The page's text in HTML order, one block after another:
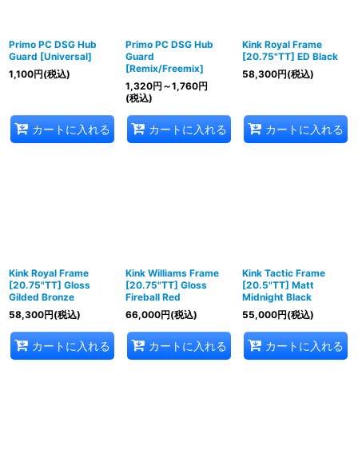
Primo PC DSG Hub
Guard [Universal]
1,100円(税込)
カートに入れる
Primo PC DSG Hub
Guard
[Remix/Freemix]
1,320円 ～1,760円
(税込)
カートに入れる
Kink Royal Frame
[20.75"TT] ED Black
58,300円(税込)
カートに入れる
Kink Royal Frame
[20.75"TT] Gloss
Gilded Bronze
58,300円(税込)
カートに入れる
Kink Williams Frame
[20.75"TT] Gloss
Fireball Red
66,000円(税込)
カートに入れる
Kink Tactic Frame
[20.5"TT] Matt
Midnight Black
55,000円(税込)
カートに入れる